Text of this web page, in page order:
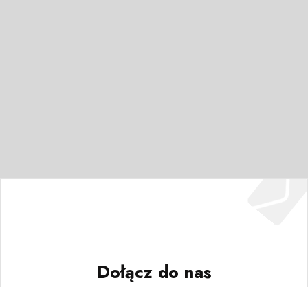
Dołącz do nas